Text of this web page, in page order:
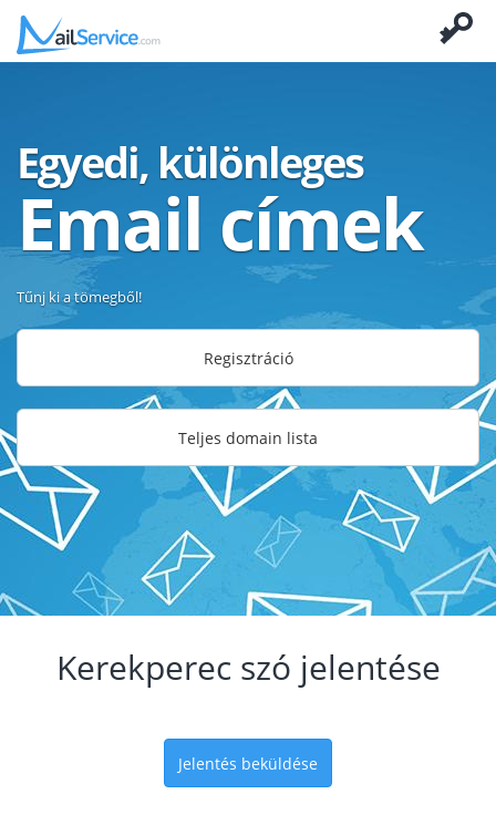
Egyedi, különleges
Email címek
Tűnj ki a tömegből!
Regisztráció
Teljes domain lista
Kerekperec szó jelentése
Jelentés beküldése